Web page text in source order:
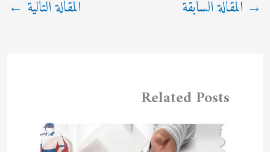
→ المقالة السابقة المقالة التالية ←
Related Posts